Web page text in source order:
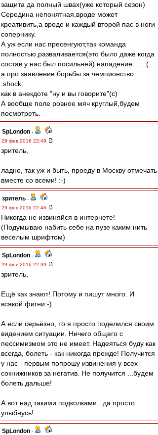
защита да полный швах(уже который сезон)
Середина непонятная,вроде может
креативить,а вроде и каждый второй пас в ноги
сопернику.
А уж если нас пресенгуют,так команда
полностью,разваливается(это было даже когда
состав у нас был посильней) нападение..... :(
а про заявление борьбы за чемпионство
:shock:
как в анекдоте "ну и вы говорите"(с)
А вообще поле ровное мяч круглый,будем
посмотреть.
SpLondon -
29 фев 2016 22:49
зритель,
ладно, так уж и быть, проеду в Москву отмечать
вместе со всеми! :-)
зpитель -
29 фев 2016 22:46
Никогда не извиняйся в интернете!
(Подумываю набить себе на пузе каким нить
веселым шрифтом)
SpLondon -
29 фев 2016 22:39
зритель,
Ещё как знают! Потому и пишут много. И
всякой фигни:-)
А если серьёзно, то я просто поделился своим
видением ситуации. Ничего общего с
пессимизмом это не имеет. Надеяться буду как
всегда, болеть - как никогда прежде! Получится
у нас - первым попрошу извинения у всех
сокнижников за негатив. Не получится ...будем
болеть дальше!
А вот над такими подколками...да просто
улыбнусь!
SpLondon -